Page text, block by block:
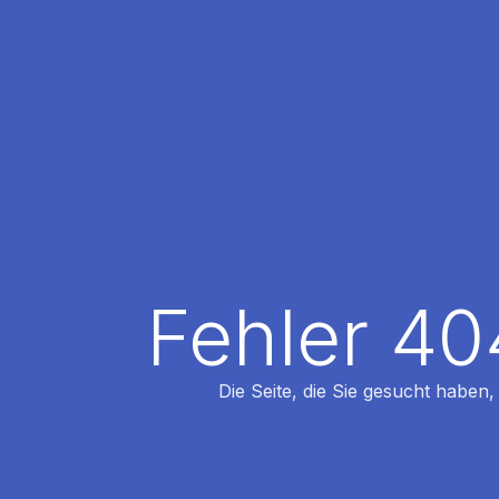
Fehler
Die Seite, die Sie gesucht